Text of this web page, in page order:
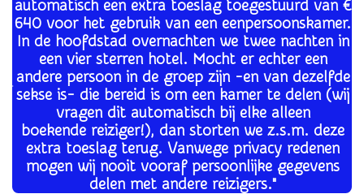
automatisch een extra toeslag toegestuurd van €
640 voor het gebruik van een eenpersoonskamer.
In de hoofdstad overnachten we twee nachten in
een vier sterren hotel. Mocht er echter een
andere persoon in de groep zijn -en van dezelfde
sekse is- die bereid is om een kamer te delen (wij
vragen dit automatisch bij elke alleen
boekende reiziger!), dan storten we z.s.m. deze
extra toeslag terug. Vanwege privacy redenen
mogen wij nooit vooraf persoonlijke gegevens
delen met andere reizigers."